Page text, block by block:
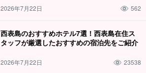
2026年7月22日 562
西表島のおすすめホテル7選！西表島在住ス
タッフが厳選したおすすめの宿泊先をご紹介
2026年7月22日 23538